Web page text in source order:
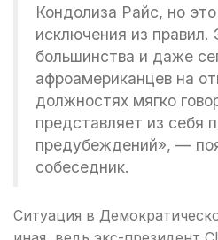
Кондолиза Райс, но
исключения из правил.
большинства и даже
афроамериканцев на
должностях мягко
представляет из себя
предубеждений», —
собеседник.
Ситуация в